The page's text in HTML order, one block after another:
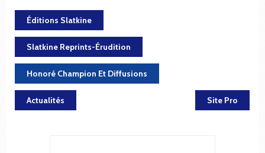
Éditions Slatkine
Slatkine Reprints-Érudition
Honoré Champion Et Diffusions
Actualités Site Pro